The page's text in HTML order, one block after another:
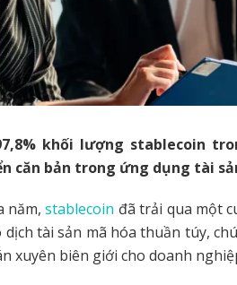
khối lượng stablecoin
căn bản trong ứng dụng tài
năm,stablecoin đã trải qua một
dịch tài sản mã hóa thuần túy,
xuyên biên giới cho doanh